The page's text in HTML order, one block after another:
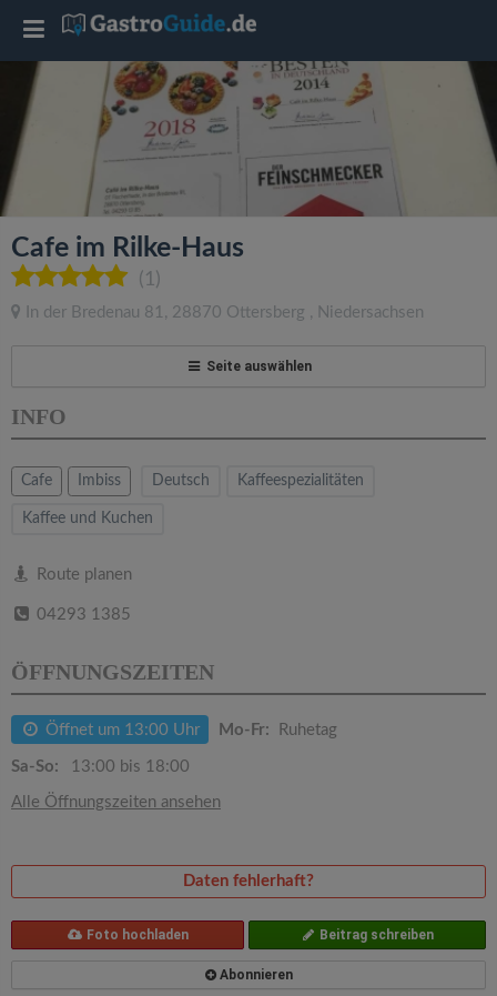
Cafe im Rilke-Haus
(1)
In der Bredenau 81 , 28870 Ottersberg , Niedersachsen
Seite auswählen
INFO
Cafe Imbiss Deutsch Kaffeespezialitäten
Kaffee und Kuchen
Route planen
04293 1385
ÖFFNUNGSZEITEN
Öffnet um 13:00 Uhr Mo-Fr: Ruhetag
Sa-So: 13:00 bis 18:00
Alle Öffnungszeiten ansehen
Daten fehlerhaft?
Foto hochladen Beitrag schreiben
Abonnieren
T
l
e
a
v
g
a
t
i